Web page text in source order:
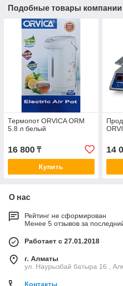
Подобные товары компании
Термопот ORVICA ORM
5.8 л белый
16 800 ₸
Купить
14
О нас
Рейтинг не сформирован
Менее 5 отзывов за
Работает с 27.01.2018
г. Алматы
ул. Наурызбай батыра 16 ,
Контакты